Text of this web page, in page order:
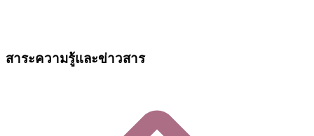
สาระความรู้และข่าวสาร